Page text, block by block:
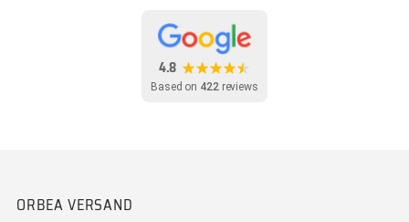
4.8
Based on 422reviews
ORBEA VERSAND